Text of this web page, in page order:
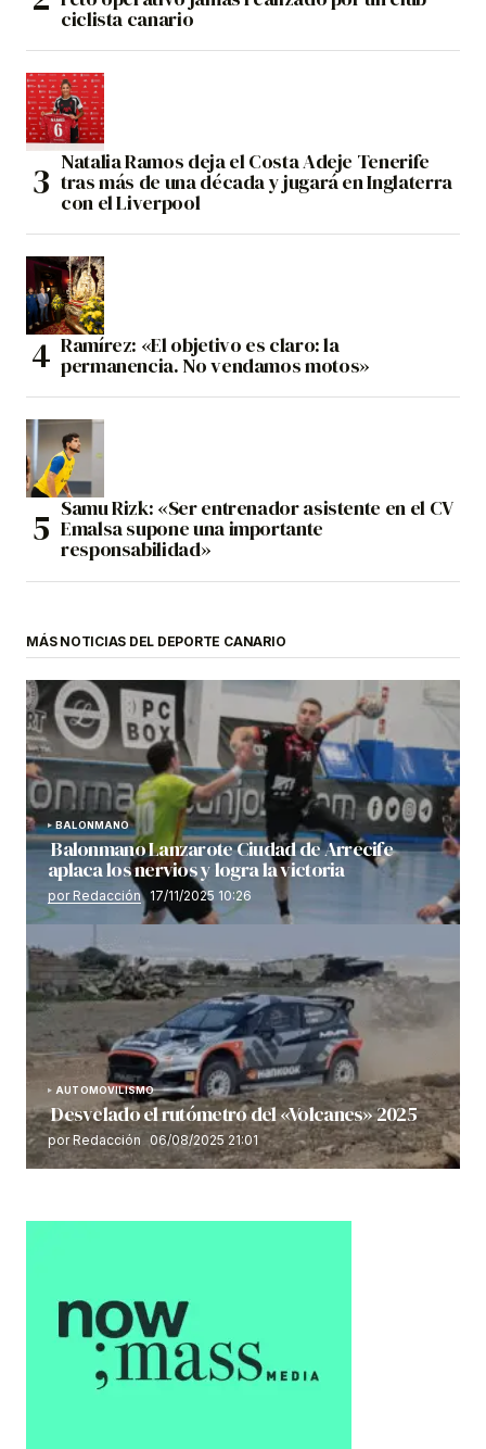
ciclista canario
Natalia Ramos deja el Costa Adeje Tenerife
tras más de una década y jugará en Inglaterra
con el Liverpool
Ramírez: «El objetivo es claro: la
permanencia. No vendamos motos»
Samu Rizk: «Ser entrenador asistente en el CV
Emalsa supone una importante
responsabilidad»
MÁS NOTICIAS DEL DEPORTE CANARIO
BALONMANO
Balonmano Lanzarote Ciudad de Arrecife
aplaca los nervios y logra la victoria
por Redacción 17/11/2025 10:26
AUTOMOVILISMO
Desvelado el rutómetro del «Volcanes» 2025
por Redacción 06/08/2025 21:01